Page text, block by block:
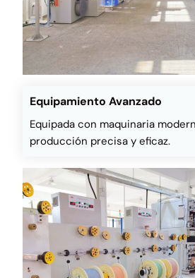
Equipamiento Avanzado
Equipada con maquinaria
producción precisa y eficaz.